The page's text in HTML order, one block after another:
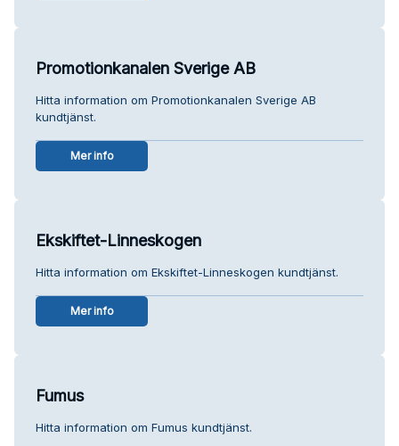
Promotionkanalen Sverige AB
Hitta information om Promotionkanalen Sverige AB
kundtjänst.
Mer info
Ekskiftet-Linneskogen
Hitta information om Ekskiftet-Linneskogen kundtjänst.
Mer info
Fumus
Hitta information om Fumus kundtjänst.